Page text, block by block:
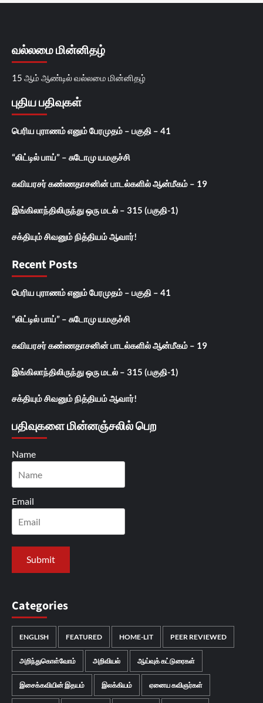
வல்லமை மின்னிதழ்
15 ஆம் ஆண்டில் வல்லமை மின்னிதழ்
புதிய பதிவுகள்
பெரிய புராணம் எனும் பேரமுதம் – பகுதி – 41
“லிட்டில் பாய்” – சுடோமு யமகுச்சி
கவியரசர் கண்ணதாசனின் பாடல்களில் ஆன்மீகம் – 19
இங்கிலாந்திலிருந்து ஒரு மடல் – 315 (பகுதி-1)
சக்தியும் சிவனும் நித்தியம் ஆவார்!
Recent Posts
பெரிய புராணம் எனும் பேரமுதம் – பகுதி – 41
“லிட்டில் பாய்” – சுடோமு யமகுச்சி
கவியரசர் கண்ணதாசனின் பாடல்களில் ஆன்மீகம் – 19
இங்கிலாந்திலிருந்து ஒரு மடல் – 315 (பகுதி-1)
சக்தியும் சிவனும் நித்தியம் ஆவார்!
பதிவுகளை மின்னஞ்சலில் பெற
Name
Email
Categories
ENGLISH FEATURED HOME-LIT PEER REVIEWED
அறிந்துகொள்வோம் அறிவியல் ஆய்வுக் கட்டுரைகள்
இசைக்கவியின் இதயம் இலக்கியம் ஏனைய கவிஞர்கள்